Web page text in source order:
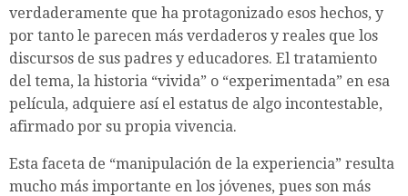
verdaderamente que ha protagonizado esos hechos, y
por tanto le parecen más verdaderos y reales que los
discursos de sus padres y educadores. El tratamiento
del tema, la historia “vivida” o “experimentada” en esa
película, adquiere así el estatus de algo incontestable,
afirmado por su propia vivencia.
Esta faceta de “manipulación de la experiencia” resulta
mucho más importante en los jóvenes, pues son más